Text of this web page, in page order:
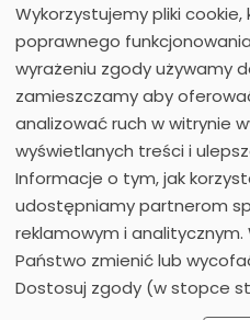
Język angielski
Język niemiecki
Język hiszpański
Język francuski
Język włoski
Język rosyjski
Wykorzystujemy pliki
poprawnego
wyrażeniu zgody używamy
zamieszczamy aby
analizować ruch w witrynie
wyświetlanych treści i
Informacje o tym, jak
udostępniamy partnerom
reklamowym i analitycznym.
Państwo zmienić lub
Dostosuj zgody (w stopce